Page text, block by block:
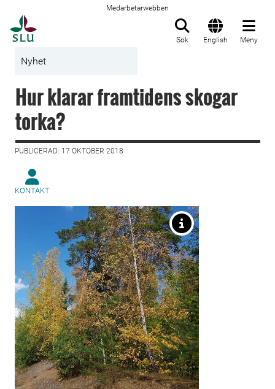
Medarbetarwebben
Sök English Meny
Nyhet
Hur klarar framtidens skogar
torka?
PUBLICERAD: 17 OKTOBER 2018
KONTAKT